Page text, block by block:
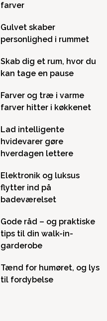
farver
Gulvet skaber
personlighed i rummet
Skab dig et rum, hvor du
kan tage en pause
Farver og træ i varme
farver hitter i køkkenet
Lad intelligente
hvidevarer gøre
hverdagen lettere
Elektronik og luksus
flytter ind på
badeværelset
Gode råd – og praktiske
tips til din walk-in-
garderobe
Tænd for humøret, og lys
til fordybelse